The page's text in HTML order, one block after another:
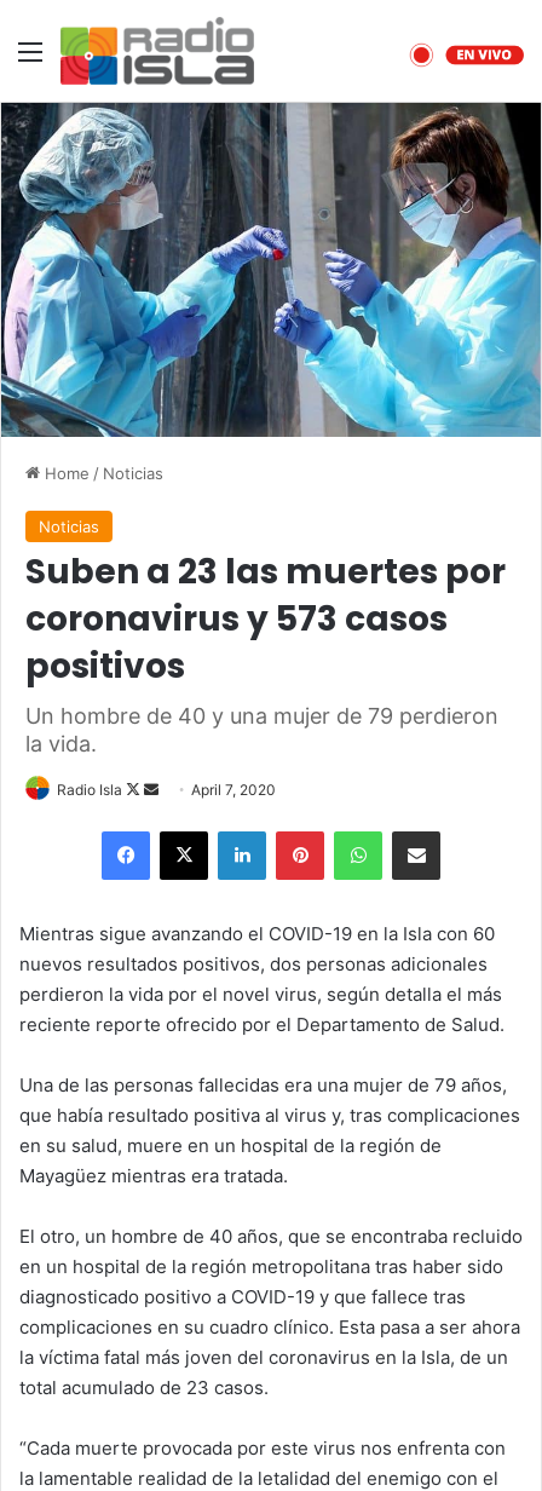
Menu
Home / Noticias
Noticias
Suben a 23 las muertes por
coronavirus y 573 casos
positivos
Un hombre de 40 y una mujer de 79 perdieron
la vida.
Radio Isla
Follow
Send
email
April 7, 2020
Facebook
X LinkedInPinterestWhatsAppShare via Email
Mientras sigue avanzando el COVID-19 en la Isla con 60
nuevos resultados positivos, dos personas adicionales
perdieron la vida por el novel virus, según detalla el más
reciente reporte ofrecido por el Departamento de Salud.
Una de las personas fallecidas era una mujer de 79 años,
que había resultado positiva al virus y, tras complicaciones
en su salud, muere en un hospital de la región de
Mayagüez mientras era tratada.
El otro, un hombre de 40 años, que se encontraba recluido
en un hospital de la región metropolitana tras haber sido
diagnosticado positivo a COVID-19 y que fallece tras
complicaciones en su cuadro clínico. Esta pasa a ser ahora
la víctima fatal más joven del coronavirus en la Isla, de un
total acumulado de 23 casos.
“Cada muerte provocada por este virus nos enfrenta con
la lamentable realidad de la letalidad del enemigo con el